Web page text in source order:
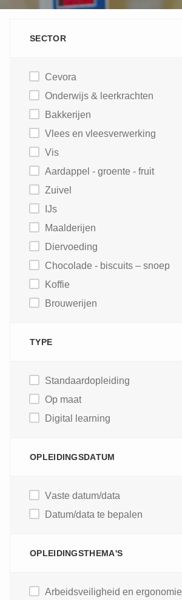
SECTOR
Cevora
Onderwijs & leerkrachten
Bakkerijen
Vlees en vleesverwerking
Vis
Aardappel - groente - fruit
Zuivel
IJs
Maalderijen
Diervoeding
Chocolade - biscuits – snoep
Koffie
Brouwerijen
TYPE
Standaardopleiding
Op maat
Digital learning
OPLEIDINGSDATUM
Vaste datum/data
Datum/data te bepalen
OPLEIDINGSTHEMA'S
Arbeidsveiligheid en ergonomie